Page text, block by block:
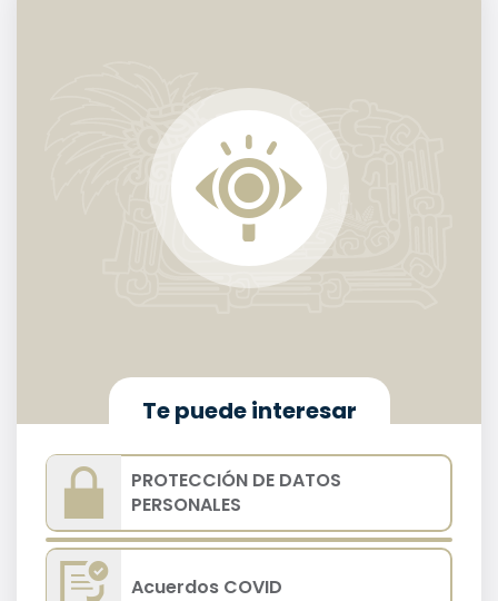
Te puede interesar
PROTECCIÓN DE DATOS
PERSONALES
Acuerdos COVID